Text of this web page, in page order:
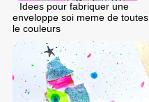
Idees pour fabriquer une
enveloppe soi meme de toutes
le couleurs